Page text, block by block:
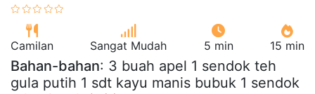
Camilan Sangat Mudah 5 min 15 min
Bahan-bahan: 3 buah apel 1 sendok teh
gula putih 1 sdt kayu manis bubuk 1 sendok